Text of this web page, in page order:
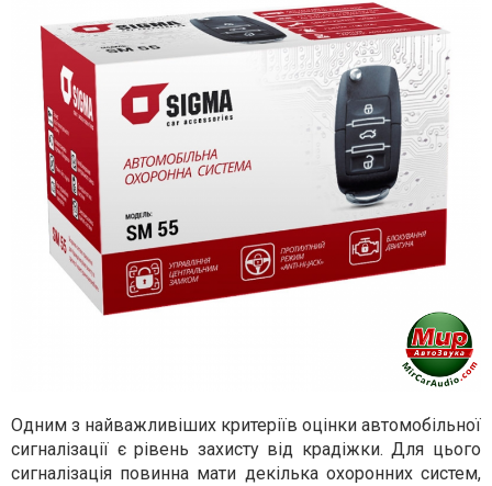
Одним з найважливіших критеріїв оцінки автомобільної
сигналізації є рівень захисту від крадіжки. Для цього
сигналізація повинна мати декілька охоронних систем,